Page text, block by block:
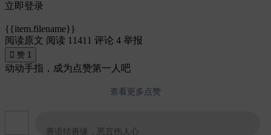
立即登录
{{item.filename}}
阅读原文 阅读 11411 评论 4 举报
 赞 1
动动手指，成为点赞第一人吧
查看更多点赞
善语结善缘，恶言伤人心